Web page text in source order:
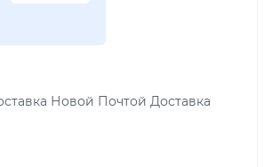
Новой Почтой Доставка